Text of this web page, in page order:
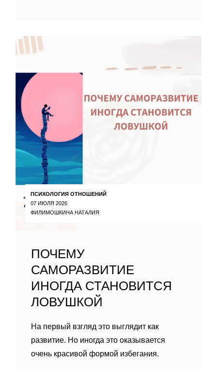
ПСИХОЛОГИЯ ОТНОШЕНИЙ
07 ИЮЛЯ 2026
ФИЛИМОШКИНА НАТАЛИЯ
ПОЧЕМУ
САМОРАЗВИТИЕ
ИНОГДА СТАНОВИТСЯ
ЛОВУШКОЙ
На первый взгляд это выглядит как
развитие. Но иногда это оказывается
очень красивой формой избегания.